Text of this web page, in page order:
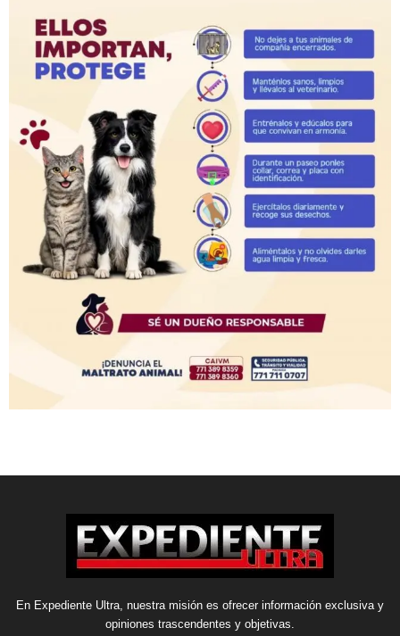
En Expediente Ultra, nuestra misión es ofrecer información exclusiva y
opiniones trascendentes y objetivas.